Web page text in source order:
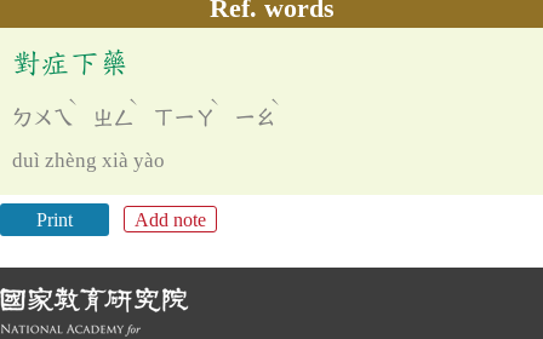
Ref. words
對症下藥
ㄉㄨㄟ
ˋ
ㄓㄥ
ˋ
ㄒㄧㄚ
ˋ
ㄧㄠ
ˋ
duì zhèng xià yào
Print Add note